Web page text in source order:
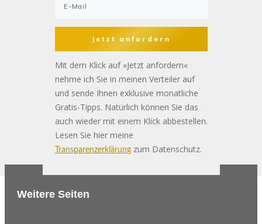
Jetzt anfordern
Mit dem Klick auf »Jetzt anfordern«
nehme ich Sie in meinen Verteiler auf
und sende Ihnen exklusive monatliche
Gratis-Tipps. Natürlich können Sie das
auch wieder mit einem Klick abbestellen.
Lesen Sie hier meine
Transparenzerklärungzum Datenschutz.
Weitere Seiten